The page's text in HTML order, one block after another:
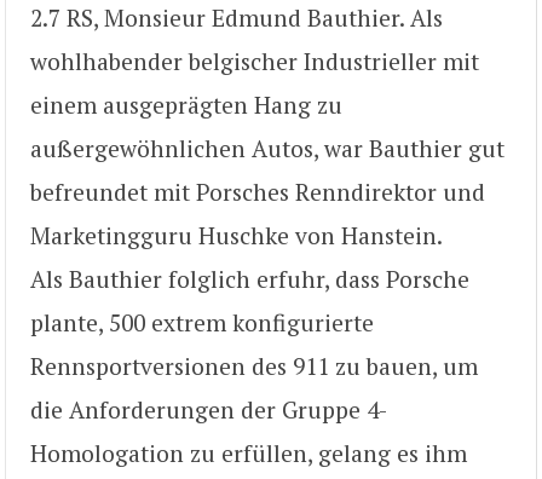
2.7 RS, Monsieur Edmund Bauthier. Als
wohlhabender belgischer Industrieller mit
einem ausgeprägten Hang zu
außergewöhnlichen Autos, war Bauthier gut
befreundet mit Porsches Renndirektor und
Marketingguru Huschke von Hanstein.
Als Bauthier folglich erfuhr, dass Porsche
plante, 500 extrem konfigurierte
Rennsportversionen des 911 zu bauen, um
die Anforderungen der Gruppe 4-
Homologation zu erfüllen, gelang es ihm